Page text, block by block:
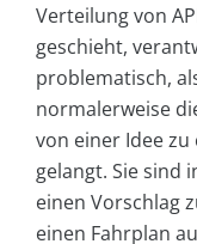
Verteilung von
geschieht,
problematisch,
normalerweise
von einer Idee
gelangt. Sie sind
einen Vorschlag
einen Fahrplan